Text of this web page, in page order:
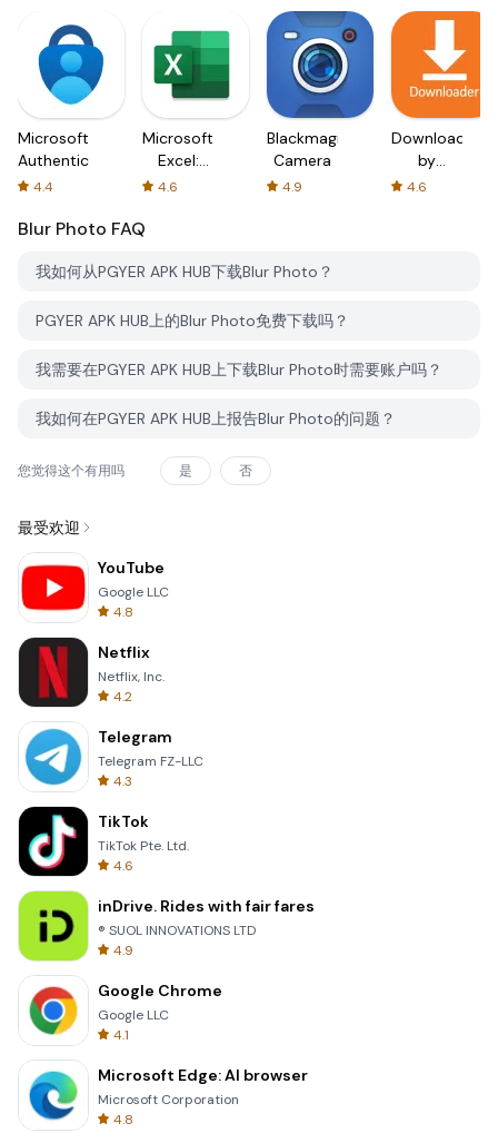
Microsoft
Authenticator
4.4
Microsoft
Excel:
Spreadsheets
4.6
Blackmagic
Camera
4.9
Downloader
by
AFTVnews
4.6
Blur Photo FAQ
我如何从PGYER APK HUB下载Blur Photo？
PGYER APK HUB上的Blur Photo免费下载吗？
我需要在PGYER APK HUB上下载Blur Photo时需要账户吗？
我如何在PGYER APK HUB上报告Blur Photo的问题？
您觉得这个有用吗 是 否
最受欢迎
YouTube
Google LLC
4.8
Netflix
Netflix, Inc.
4.2
Telegram
Telegram FZ-LLC
4.3
TikTok
TikTok Pte. Ltd.
4.6
inDrive. Rides with fair fares
® SUOL INNOVATIONS LTD
4.9
Google Chrome
Google LLC
4.1
Microsoft Edge: AI browser
Microsoft Corporation
4.8